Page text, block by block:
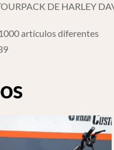
DE HARLEY
artículos diferentes